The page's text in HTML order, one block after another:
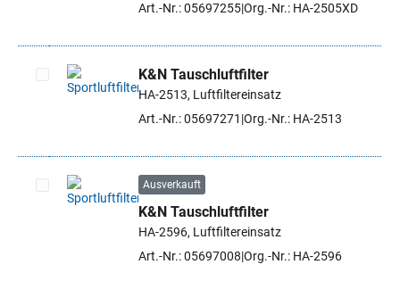
Art.-Nr.: 05697255Org.-Nr.: HA-2505XD
Artikel auswählen
K&N Tauschluftfilter
HA-2513, Luftfiltereinsatz
Art.-Nr.: 05697271 Org.-Nr.: HA-2513
Artikel auswählen
Ausverkauft
K&N Tauschluftfilter
HA-2596, Luftfiltereinsatz
Art.-Nr.: 05697008 Org.-Nr.: HA-2596